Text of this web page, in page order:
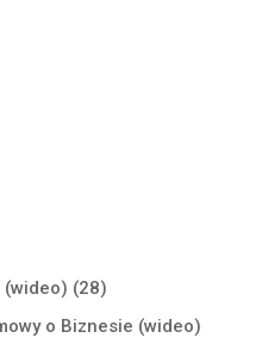
(wideo) (28)
o Biznesie (wideo)